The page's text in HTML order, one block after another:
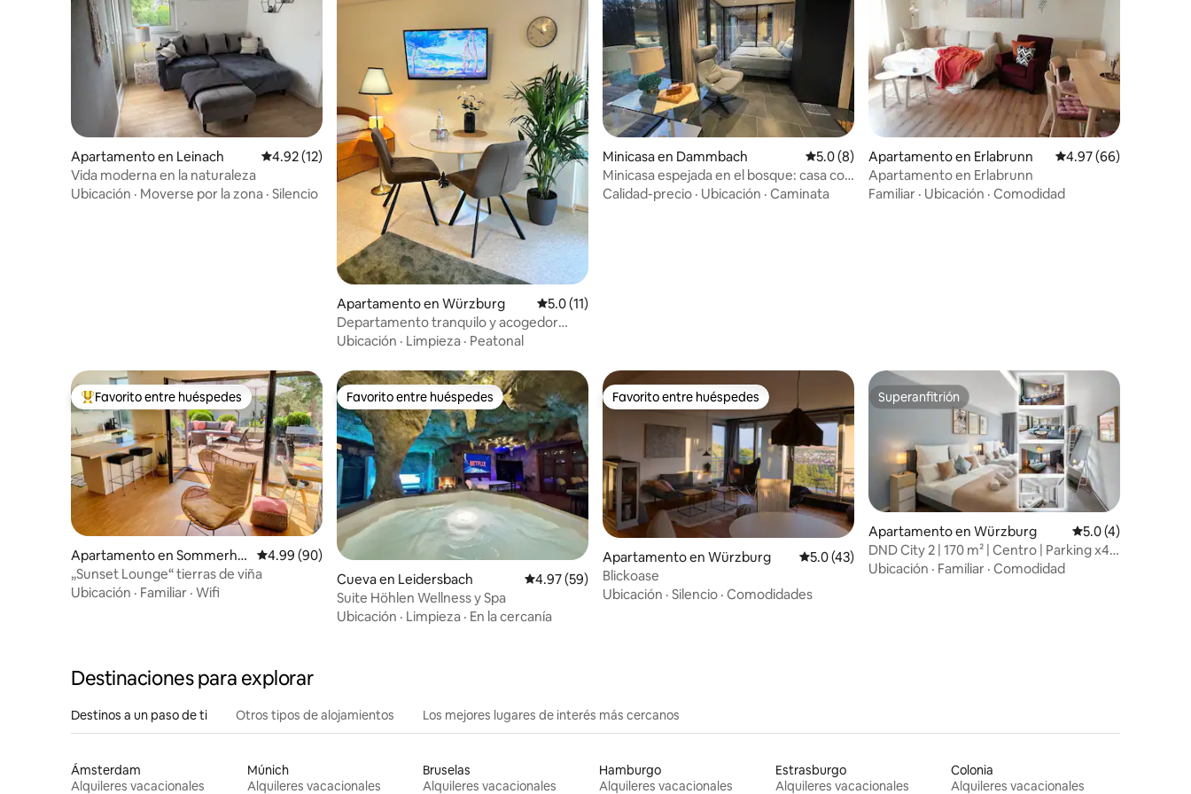
Apartamento en Leinach Calificación promedio: 4.92 de 5, 12 reseñas
4.92 (12)
Vida moderna en la naturaleza
Ubicación · Moverse por la zona · Silencio
Apartamento en Würzburg Calificación promedio: 5.0 de 5, 11 reseñas
5.0 (11)
Departamento tranquilo y acogedor
cerca de la estación de tren
Ubicación · Limpieza · Peatonal
Minicasa en Dammbach Calificación promedio: 5.0 de 5, 8 reseñas
5.0 (8)
Minicasa espejada en el bosque: casa con
aroma de pino
Calidad-precio · Ubicación · Caminata
Apartamento en Erlabrunn Calificación
4.97 (66)
Apartamento en Erlabrunn
Familiar · Ubicación · Comodidad
Favorito entre huéspedes preferido
Favorito entre huéspedes
Apartamento en Sommerha
usen
Calificación promedio: 4.99 de 5, 90 reseñas
4.99 (90)
„Sunset Lounge“ tierras de viña
Ubicación · Familiar · Wifi
Favorito entre huéspedes
Favorito entre huéspedes
Cueva en Leidersbach Calificación promedio: 4.97 de 5, 59 reseñas
4.97 (59)
Suite Höhlen Wellness y Spa
Ubicación · Limpieza · En la cercanía
Favorito entre huéspedes
Favorito entre huéspedes
Apartamento en Würzburg Calificación promedio: 5.0 de 5, 43 reseñas
5.0 (43)
Blickoase
Ubicación · Silencio · Comodidades
Superanfitrión
Superanfitrión
Apartamento en Würzburg Calificación
5.0 (4)
DND City 2 | 170 m² | Centro | Parking x4 |
2Baños
Ubicación · Familiar · Comodidad
Destinaciones para explorar
Destinos a un paso de ti Otros tipos de alojamientos Los mejores lugares de interés más cercanos
Ámsterdam
Alquileres vacacionales
Múnich
Alquileres vacacionales
Bruselas
Alquileres vacacionales
Hamburgo
Alquileres vacacionales
Estrasburgo
Alquileres vacacionales
Colonia
Alquileres vacacionales